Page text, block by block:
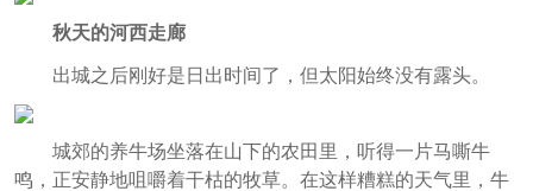
秋天的河西走廊
出城之后刚好是日出时间了，但太阳始终没有露头。
城郊的养牛场坐落在山下的农田里，听得一片马嘶牛
鸣，正安静地咀嚼着干枯的牧草。在这样糟糕的天气里，牛